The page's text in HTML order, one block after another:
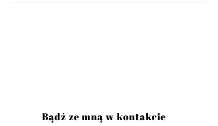
Bądź ze mną w kontakcie